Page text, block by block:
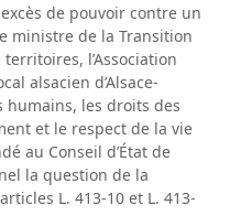
de pouvoir contre un
ministre de la Transition
l’Association
alsacien d’Alsace-
les droits des
et le respect de la vie
au Conseil d’État de
la question de la
L. 413-10 et L. 413-